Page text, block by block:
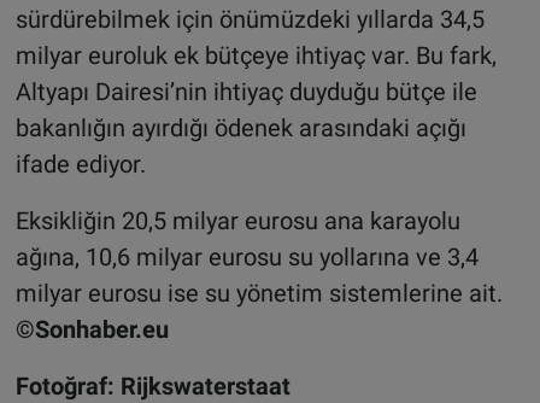
sürdürebilmek için önümüzdeki yıllarda 34,5
milyar euroluk ek bütçeye ihtiyaç var. Bu fark,
Altyapı Dairesi’nin ihtiyaç duyduğu bütçe ile
bakanlığın ayırdığı ödenek arasındaki açığı
ifade ediyor.
Eksikliğin 20,5 milyar eurosu ana karayolu
ağına, 10,6 milyar eurosu su yollarına ve 3,4
milyar eurosu ise su yönetim sistemlerine ait.
©Sonhaber.eu
Fotoğraf: Rijkswaterstaat